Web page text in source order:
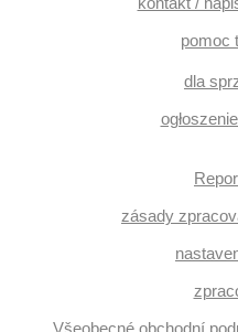
pomoc
dla
zásady
Všeobecné obchodní